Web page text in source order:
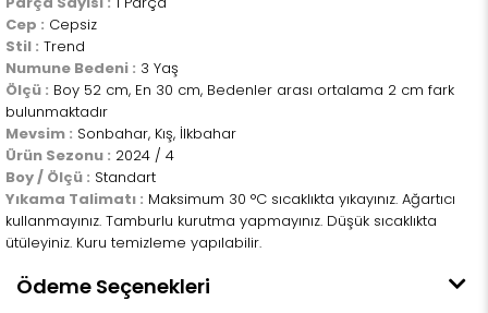
Cep : Cepsiz
Stil : Trend
Numune Bedeni : 3 Yaş
Ölçü : Boy 52 cm, En 30 cm, Bedenler arası ortalama 2 cm fark
bulunmaktadır
Mevsim : Sonbahar, Kış, İlkbahar
Ürün Sezonu : 2024 / 4
Boy / Ölçü : Standart
Yıkama Talimatı : Maksimum 30 °C sıcaklıkta yıkayınız. Ağartıcı
kullanmayınız. Tamburlu kurutma yapmayınız. Düşük sıcaklıkta
ütüleyiniz. Kuru temizleme yapılabilir.
Ödeme Seçenekleri